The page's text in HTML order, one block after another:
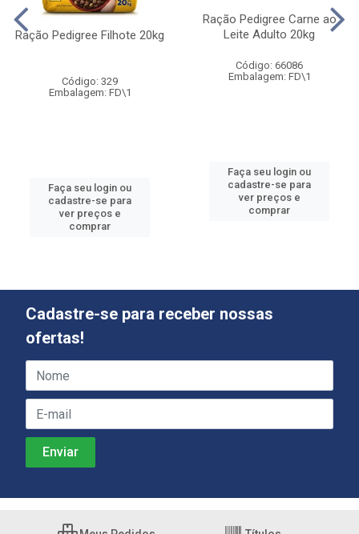
Ração Pedigree Filhote 20kg
Código: 329
Embalagem: FD\1
Faça seu login ou
cadastre-se para
ver preços e
comprar
Ração Pedigree Carne ao
Leite Adulto 20kg
Código: 66086
Embalagem: FD\1
Faça seu login ou
cadastre-se para
ver preços e
comprar
Cadastre-se para receber nossas
ofertas!